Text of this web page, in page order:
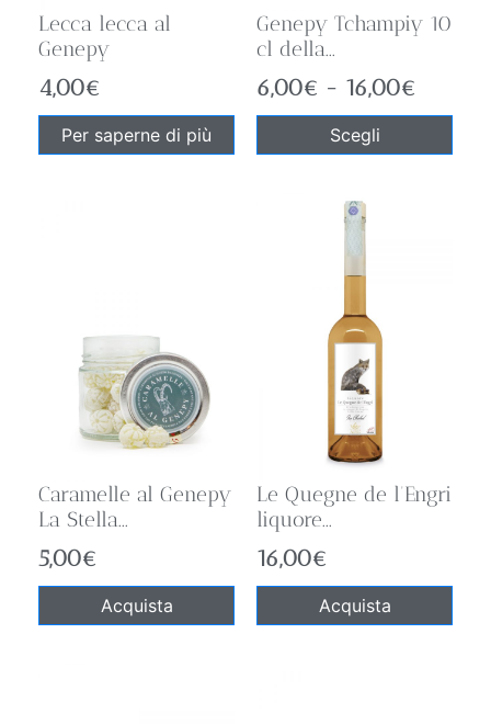
Lecca lecca al
Genepy
4,00€
Per saperne di più
Genepy Tchampiy 10
cl della...
6,00€ - 16,00€
Scegli
Caramelle al Genepy
La Stella...
5,00€
Acquista
Le Quegne de l’Engri
liquore...
16,00€
Acquista